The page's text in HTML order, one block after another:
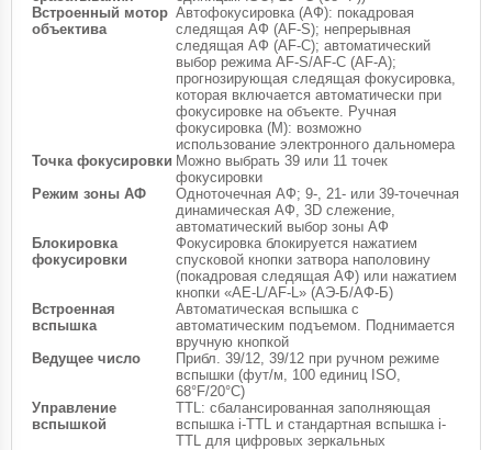
Встроенный мотор
объектива
Автофокусировка (АФ): покадровая
следящая АФ (AF-S); непрерывная
следящая АФ (AF-C); автоматический
выбор режима AF-S/AF-C (AF-A);
прогнозирующая следящая фокусировка,
которая включается автоматически при
фокусировке на объекте. Ручная
фокусировка (M): возможно
использование электронного дальномера
Точка фокусировки Можно выбрать 39 или 11 точек
фокусировки
Режим зоны АФ
Одноточечная АФ; 9-, 21- или 39-точечная
динамическая АФ, 3D слежение,
автоматический выбор зоны АФ
Блокировка
фокусировки
Фокусировка блокируется нажатием
спусковой кнопки затвора наполовину
(покадровая следящая АФ) или нажатием
кнопки «AE-L/AF-L» (АЭ-Б/АФ-Б)
Встроенная
вспышка
Автоматическая вспышка с
автоматическим подъемом. Поднимается
вручную кнопкой
Ведущее число
Прибл. 39/12, 39/12 при ручном режиме
вспышки (фут/м, 100 единиц ISO,
68°F/20°C)
Управление
вспышкой
TTL: сбалансированная заполняющая
вспышка i-TTL и стандартная вспышка i-
TTL для цифровых зеркальных